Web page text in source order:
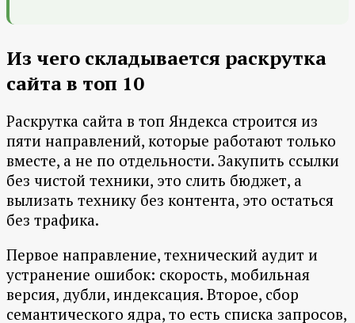
Из чего складывается раскрутка
сайта в топ 10
Раскрутка сайта в топ Яндекса строится из
пяти направлений, которые работают только
вместе, а не по отдельности. Закупить ссылки
без чистой техники, это слить бюджет, а
вылизать технику без контента, это остаться
без трафика.
Первое направление, технический аудит и
устранение ошибок: скорость, мобильная
версия, дубли, индексация. Второе, сбор
семантического ядра, то есть списка запросов,